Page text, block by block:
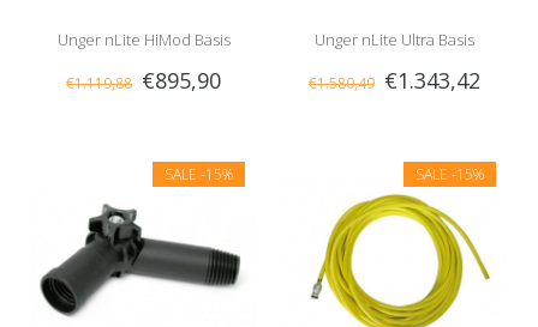
Unger nLite HiMod Basis
Telescoopsteel
€1.119,88 €895,90
Unger nLite Ultra Basis
Telescoopsteel
€1.580,49 €1.343,42
SALE -15% SALE -15%